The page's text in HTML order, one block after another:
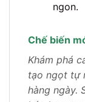
ngon.
Chế biến
Khám phá
tạo ngọt tự
hàng ngày.